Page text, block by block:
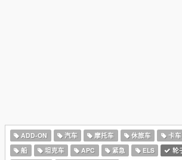
ADD-ON 汽车 摩托车 休旅车 卡车
船
坦克车 APC 紧急 ELS 轮